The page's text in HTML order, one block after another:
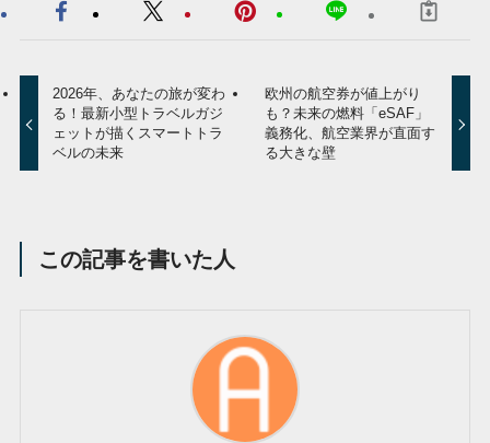
2026年、あなたの旅が変わ
る！最新小型トラベルガジ
ェットが描くスマートトラ
ベルの未来
欧州の航空券が値上がり
も？未来の燃料「eSAF」
義務化、航空業界が直面す
る大きな壁
この記事を書いた人